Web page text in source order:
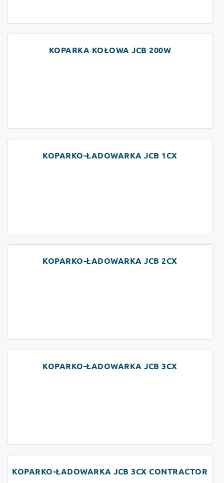
KOPARKA KOŁOWA JCB 200W
KOPARKO-ŁADOWARKA JCB 1CX
KOPARKO-ŁADOWARKA JCB 2CX
KOPARKO-ŁADOWARKA JCB 3CX
KOPARKO-ŁADOWARKA JCB 3CX CONTRACTOR